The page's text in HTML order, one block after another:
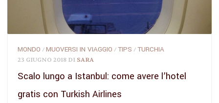
MONDO /MUOVERSI IN VIAGGIO /TIPS /TURCHIA
23 GIUGNO 2018 DI SARA
Scalo lungo a Istanbul: come avere l’hotel
gratis con Turkish Airlines